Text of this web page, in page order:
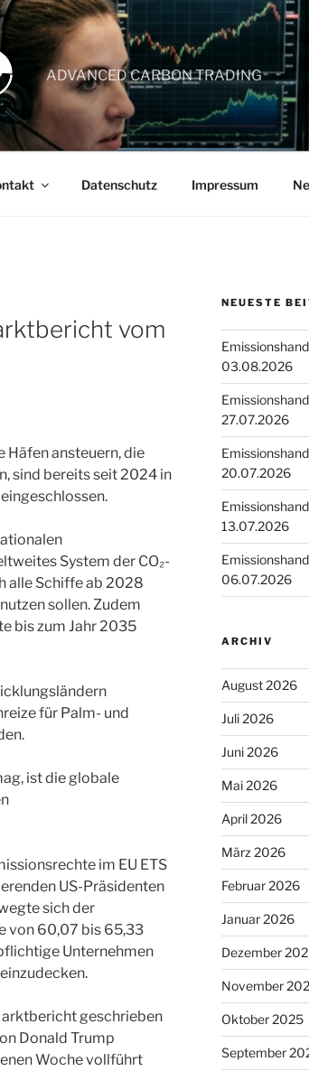
ADVANCED CARBON TRADING
Datenschutz Impressum
vom
Häfen ansteuern, die
sind bereits seit 2024 in
System der CO₂-
alle Schiffe ab 2028
sollen. Zudem
bis zum Jahr 2035
für Palm- und
ist die globale
im EU ETS
US-Präsidenten
sich der
von 60,07 bis 65,33
Unternehmen
geschrieben
Donald Trump
Woche vollführt
NEUESTE
03.08.2026
27.07.2026
20.07.2026
13.07.2026
06.07.2026
ARCHIV
August 2026
Juli 2026
Juni 2026
Mai 2026
April 2026
März 2026
Februar 2026
Januar 2026
Dezember
November
Oktober 2025
September